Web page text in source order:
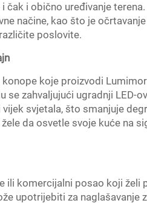
i obično uređivanje
načine, kao što je
poslovite.
koje proizvodi
se zahvaljujući ugradnji LED-
svjetala, što smanjuje
da osvetle svoje kuće na
komercijalni posao koji želi
upotrijebiti za naglašavanje